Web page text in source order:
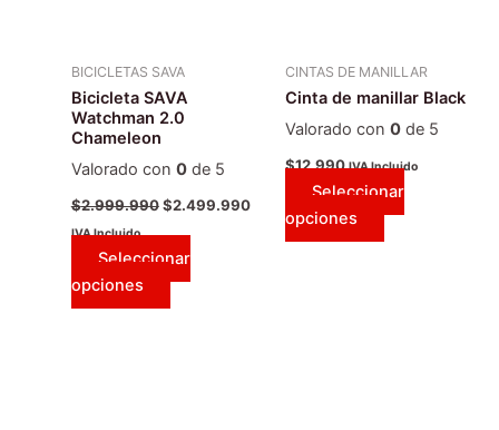
BICICLETAS SAVA
Bicicleta SAVA
Watchman 2.0
Chameleon
Valorado con 0de 5
$2.999.990 $2.499.990
IVA Incluido
Seleccionar
opciones
elegir
la
CINTAS DE MANILLAR
Cinta de manillar Black
Valorado con 0de 5
$12.990 IVA Incluido
Seleccionar
opciones
en
la
página
de
producto